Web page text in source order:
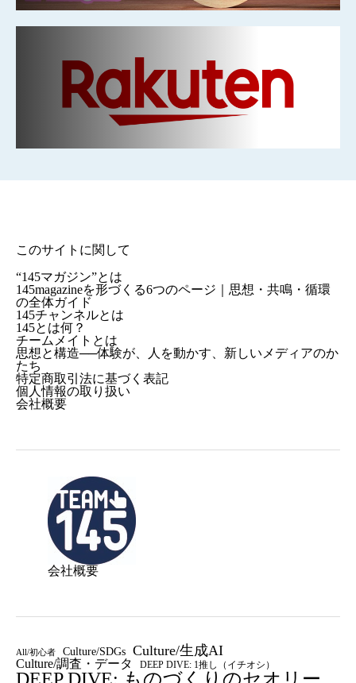
このサイトに関して
“145マガジン”とは
145magazineを形づくる6つのページ｜思想・共鳴・循環
の全体ガイド
145チャンネルとは
145とは何？
チームメイトとは
思想と構造──体験が、人を動かす、新しいメディアのか
たち
特定商取引法に基づく表記
個人情報の取り扱い
会社概要
会社概要
All/初心者 Culture/SDGs Culture/生成AI
Culture/調査・データ DEEP DIVE: 1推し（イチオシ）